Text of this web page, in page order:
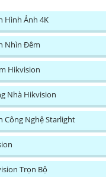
Hình Ảnh 4K
Nhìn Đêm
Hikvision
Nhà Hikvision
Công Nghệ Starlight
Trọn Bộ